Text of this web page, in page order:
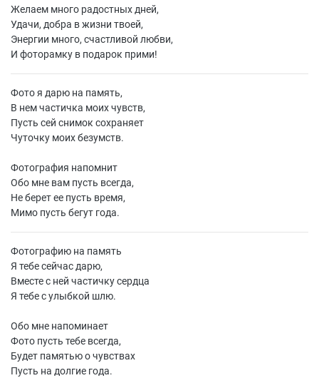
Желаем много радостных дней,
Удачи, добра в жизни твоей,
Энергии много, счастливой любви,
И фоторамку в подарок прими!
Фото я дарю на память,
В нем частичка моих чувств,
Пусть сей снимок сохраняет
Чуточку моих безумств.
Фотография напомнит
Обо мне вам пусть всегда,
Не берет ее пусть время,
Мимо пусть бегут года.
Фотографию на память
Я тебе сейчас дарю,
Вместе с ней частичку сердца
Я тебе с улыбкой шлю.
Обо мне напоминает
Фото пусть тебе всегда,
Будет памятью о чувствах
Пусть на долгие года.